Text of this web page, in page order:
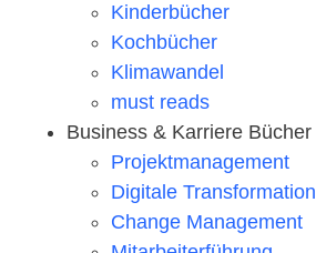
Kinderbücher
Kochbücher
Klimawandel
must reads
Business & Karriere Bücher
Projektmanagement
Digitale Transformation
Change Management